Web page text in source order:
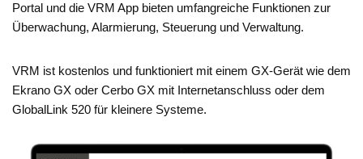
Portal und die VRM App bieten umfangreiche Funktionen zur
Überwachung, Alarmierung, Steuerung und Verwaltung.
VRM ist kostenlos und funktioniert mit einem GX-Gerät wie dem
Ekrano GX oder Cerbo GX mit Internetanschluss oder dem
GlobalLink 520 für kleinere Systeme.